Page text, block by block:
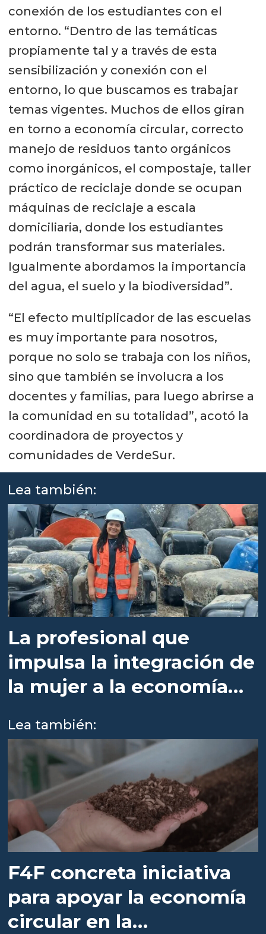
conexión de los estudiantes con el
entorno. “Dentro de las temáticas
propiamente tal y a través de esta
sensibilización y conexión con el
entorno, lo que buscamos es trabajar
temas vigentes. Muchos de ellos giran
en torno a economía circular, correcto
manejo de residuos tanto orgánicos
como inorgánicos, el compostaje, taller
práctico de reciclaje donde se ocupan
máquinas de reciclaje a escala
domiciliaria, donde los estudiantes
podrán transformar sus materiales.
Igualmente abordamos la importancia
del agua, el suelo y la biodiversidad”.
“El efecto multiplicador de las escuelas
es muy importante para nosotros,
porque no solo se trabaja con los niños,
sino que también se involucra a los
docentes y familias, para luego abrirse a
la comunidad en su totalidad”, acotó la
coordinadora de proyectos y
comunidades de VerdeSur.
Lea también:
La profesional que
impulsa la integración de
la mujer a la economía
Lea también:
F4F concreta iniciativa
para apoyar la economía
circular en la